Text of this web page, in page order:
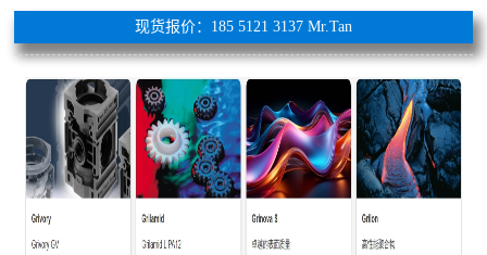
现货报价：185 5121 3137 Mr.Tan